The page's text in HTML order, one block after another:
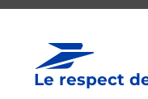
Le respect
Boîte
Collecte du